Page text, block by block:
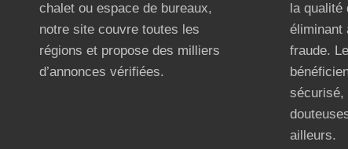
chalet ou espace de bureaux,
notre site couvre toutes les
régions et propose des milliers
d’annonces vérifiées.
la
éliminant
fraude.
sécurisé,
ailleurs.